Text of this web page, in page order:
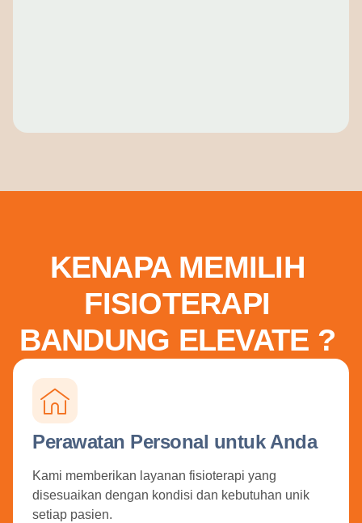
KENAPA MEMILIH
FISIOTERAPI
BANDUNG ELEVATE ?
Perawatan Personal untuk Anda
Kami memberikan layanan fisioterapi yang
disesuaikan dengan kondisi dan kebutuhan unik
setiap pasien.